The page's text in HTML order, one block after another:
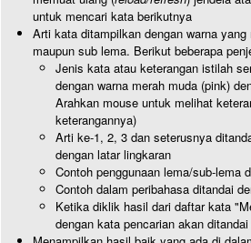
untuk mencari kata berikutnya
Arti kata ditampilkan dengan warna
maupun sub lema. Berikut beberapa
Jenis kata atau keterangan istilah
dengan warna merah muda (pink)
Arahkan mouse untuk melihat
keterangannya)
Arti ke-1, 2, 3 dan seterusnya
dengan latar lingkaran
Contoh penggunaan lema/sub-lema
Contoh dalam peribahasa ditandai
Ketika diklik hasil dari daftar kata
dengan kata pencarian akan